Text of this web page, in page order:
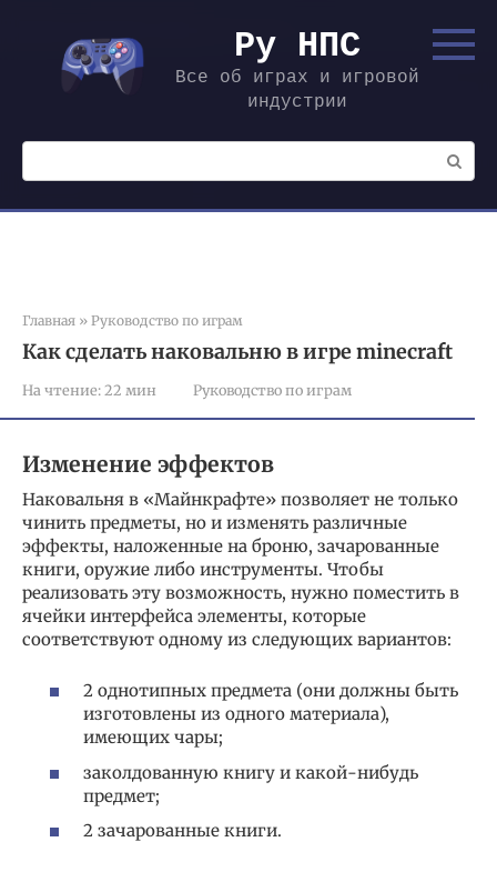
контенту
Ру НПС
Все об играх и игровой
индустрии
Поиск:
Главная » Руководство по играм
Как сделать наковальню в игре minecraft
На чтение: 22 мин Руководство по играм
Изменение эффектов
Наковальня в «Майнкрафте» позволяет не только
чинить предметы, но и изменять различные
эффекты, наложенные на броню, зачарованные
книги, оружие либо инструменты. Чтобы
реализовать эту возможность, нужно поместить в
ячейки интерфейса элементы, которые
соответствуют одному из следующих вариантов:
2 однотипных предмета (они должны быть
изготовлены из одного материала),
имеющих чары;
заколдованную книгу и какой-нибудь
предмет;
2 зачарованные книги.